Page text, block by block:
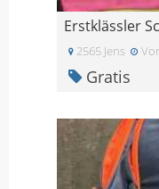
Erstklässler
2565 Jens
Gratis